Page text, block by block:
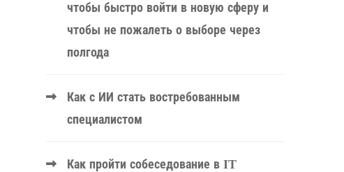
чтобы быстро войти в новую сферу и
чтобы не пожалеть о выборе через
полгода
Как с ИИ стать востребованным
специалистом
Как пройти собеседование в IT